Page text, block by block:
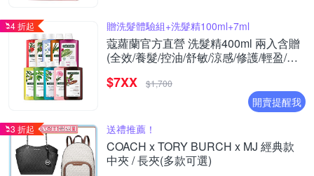
4 折起 贈洗髮體驗組+洗髮精100ml+7ml
蔻蘿蘭官方直營 洗髮精400ml 兩入含贈
(全效/養髮/控油/舒敏/涼感/修護/輕盈/護
$7XX $1,700
開賣提醒我
3 折起 送禮推薦！
COACH x TORY BURCH x MJ 經典款
中夾 / 長夾(多款可選)